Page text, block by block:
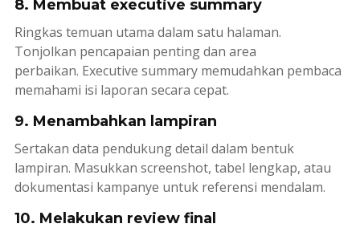
8. Membuat executive summary
Ringkas temuan utama dalam satu halaman.
Tonjolkan pencapaian penting dan area
perbaikan. Executive summarymemudahkan pembaca
memahami isi laporan secara cepat.
9. Menambahkan lampiran
Sertakan data pendukung detail dalam bentuk
lampiran. Masukkan screenshot, tabel lengkap, atau
dokumentasi kampanye untuk referensi mendalam.
10. Melakukan review final